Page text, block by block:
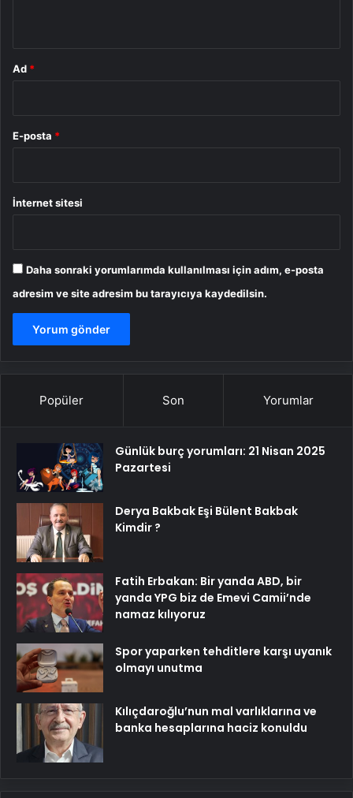
Ad *
E-posta *
İnternet sitesi
Daha sonraki yorumlarımda kullanılması için adım, e-posta
adresim ve site adresim bu tarayıcıya kaydedilsin.
Popüler Son Yorumlar
Günlük burç yorumları: 21 Nisan 2025
Pazartesi
Derya Bakbak Eşi Bülent Bakbak
Kimdir ?
Fatih Erbakan: Bir yanda ABD, bir
yanda YPG biz de Emevi Camii’nde
namaz kılıyoruz
Spor yaparken tehditlere karşı uyanık
olmayı unutma
Kılıçdaroğlu’nun mal varlıklarına ve
banka hesaplarına haciz konuldu